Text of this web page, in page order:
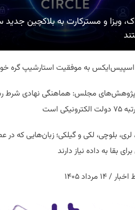
ویزا و مسترکارت به بلاکچین جدید
اسپیس‌ایکس به موفقیت استارشیپ گره
پژوهش‌های مجلس: هماهنگی نهادی شرط
است
لری، بلوچی، لکی و گیلکی؛ زبان‌هایی که
بقا به داده نیاز دارند
/ ۱۴ مرداد ۱۴۰۵